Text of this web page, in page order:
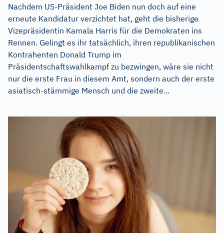
Nachdem US-Präsident Joe Biden nun doch auf eine
erneute Kandidatur verzichtet hat, geht die bisherige
Vizepräsidentin Kamala Harris für die Demokraten ins
Rennen. Gelingt es ihr tatsächlich, ihren republikanischen
Kontrahenten Donald Trump im
Präsidentschaftswahlkampf zu bezwingen, wäre sie nicht
nur die erste Frau in diesem Amt, sondern auch der erste
asiatisch-stämmige Mensch und die zweite...